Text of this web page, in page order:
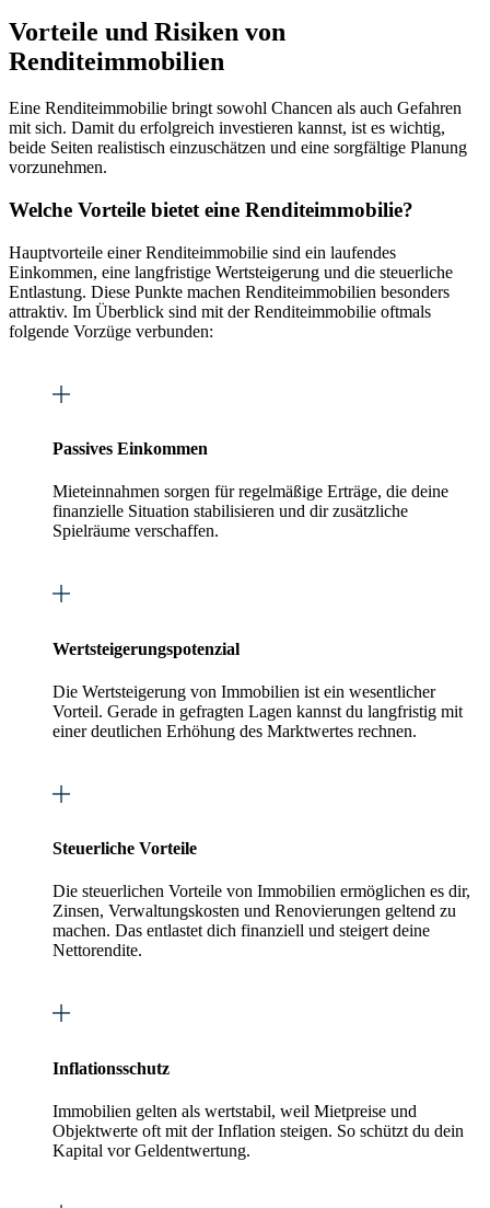
Vorteile und Risiken von
Renditeimmobilien
Eine Renditeimmobilie bringt sowohl Chancen als auch Gefahren
mit sich. Damit du erfolgreich investieren kannst, ist es wichtig,
beide Seiten realistisch einzuschätzen und eine sorgfältige Planung
vorzunehmen.
Welche Vorteile bietet eine Renditeimmobilie?
Hauptvorteile einer Renditeimmobilie sind ein laufendes
Einkommen, eine langfristige Wertsteigerung und die steuerliche
Entlastung. Diese Punkte machen Renditeimmobilien besonders
attraktiv. Im Überblick sind mit der Renditeimmobilie oftmals
folgende Vorzüge verbunden:
Passives Einkommen
Mieteinnahmen sorgen für regelmäßige Erträge, die deine
finanzielle Situation stabilisieren und dir zusätzliche
Spielräume verschaffen.
Wertsteigerungspotenzial
Die Wertsteigerung von Immobilien ist ein wesentlicher
Vorteil. Gerade in gefragten Lagen kannst du langfristig mit
einer deutlichen Erhöhung des Marktwertes rechnen.
Steuerliche Vorteile
Die steuerlichen Vorteile von Immobilien ermöglichen es dir,
Zinsen, Verwaltungskosten und Renovierungen geltend zu
machen. Das entlastet dich finanziell und steigert deine
Nettorendite.
Inflationsschutz
Immobilien gelten als wertstabil, weil Mietpreise und
Objektwerte oft mit der Inflation steigen. So schützt du dein
Kapital vor Geldentwertung.